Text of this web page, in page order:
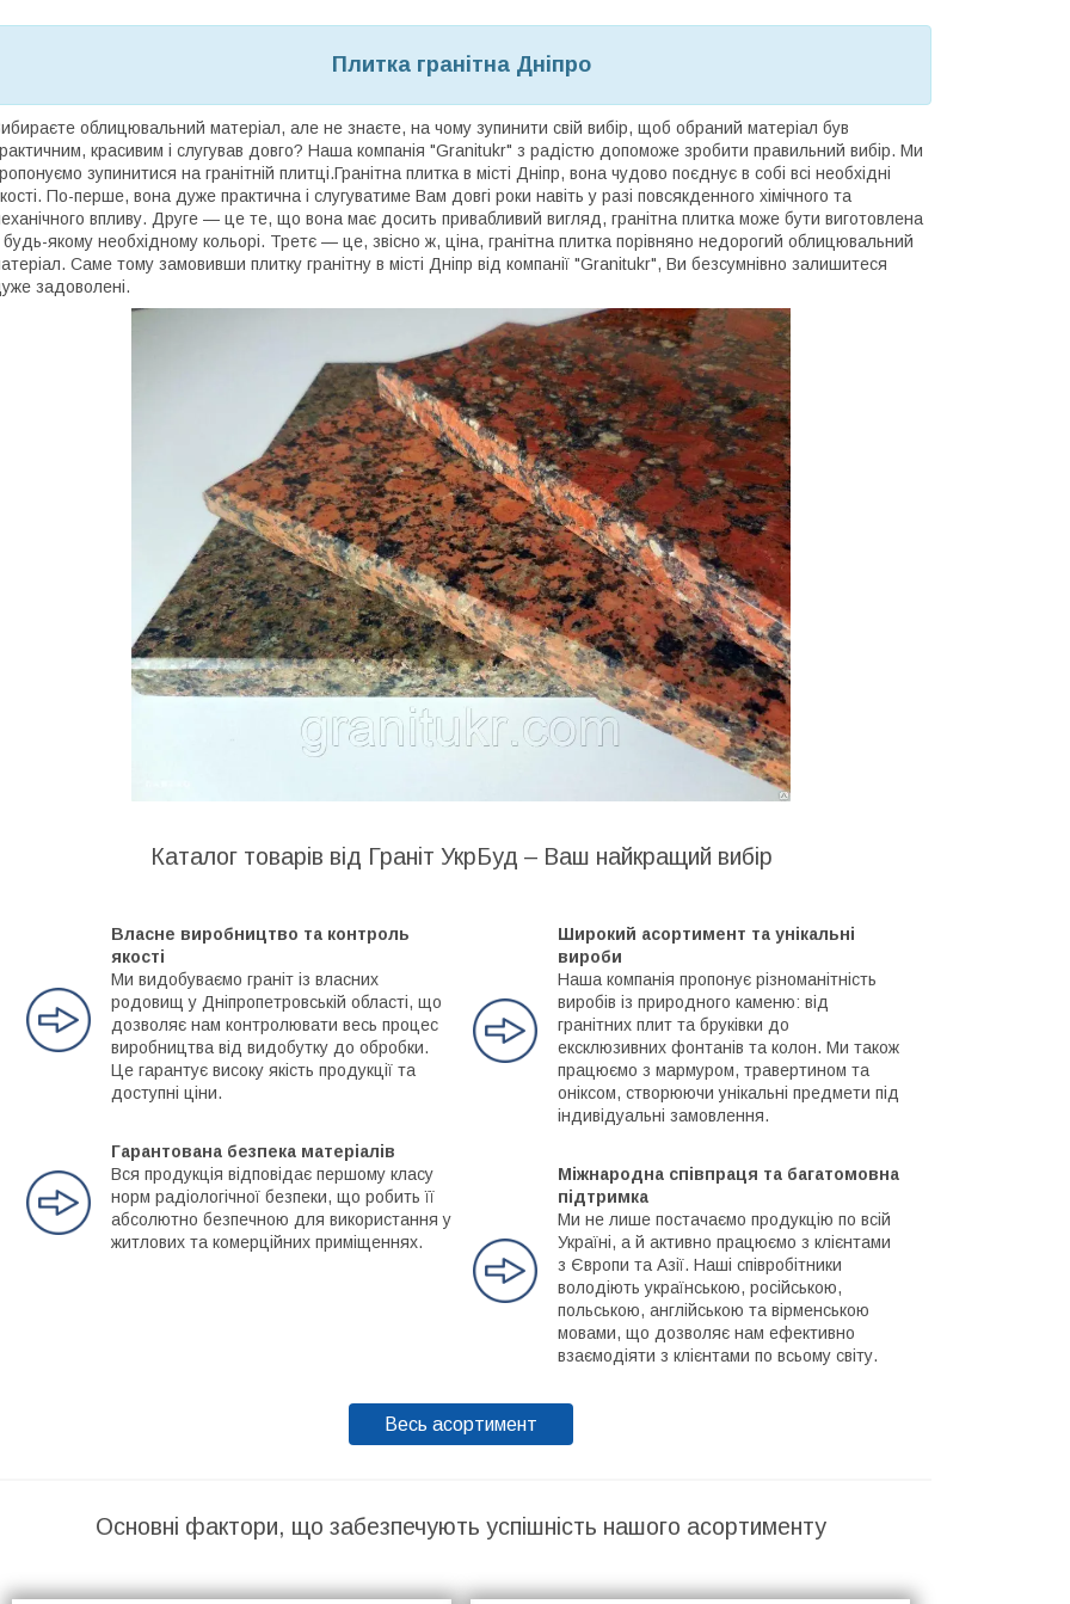
Плитка гранітна Дніпро
облицювальний матеріал, але не знаєте, на чому зупинити свій вибір, щоб обраний матеріал був
красивим і слугував довго? Наша компанія "Granitukr" з радістю допоможе зробити правильний вибір. Ми
зупинитися на гранітній плитці.Гранітна плитка в місті Дніпр, вона чудово поєднує в собі всі необхідні
По-перше, вона дуже практична і слугуватиме Вам довгі роки навіть у разі повсякденного хімічного та
впливу. Друге — це те, що вона має досить привабливий вигляд, гранітна плитка може бути виготовлена
будь-якому необхідному кольорі. Третє — це, звісно ж, ціна, гранітна плитка порівняно недорогий облицювальний
Саме тому замовивши плитку гранітну в місті Дніпр від компанії "Granitukr", Ви безсумнівно залишитеся
задоволені.
Каталог товарів від Граніт УкрБуд – Ваш найкращий вибір
Власне виробництво та контроль
якості
Ми видобуваємо граніт із власних
родовищ у Дніпропетровській області, що
дозволяє нам контролювати весь процес
виробництва від видобутку до обробки.
Це гарантує високу якість продукції та
доступні ціни.
Гарантована безпека матеріалів
Вся продукція відповідає першому класу
норм радіологічної безпеки, що робить її
абсолютно безпечною для використання у
житлових та комерційних приміщеннях.
Широкий асортимент та унікальні
вироби
Наша компанія пропонує різноманітність
виробів із природного каменю: від
гранітних плит та бруківки до
ексклюзивних фонтанів та колон. Ми також
працюємо з мармуром, травертином та
оніксом, створюючи унікальні предмети під
індивідуальні замовлення.
Міжнародна співпраця та багатомовна
підтримка
Ми не лише постачаємо продукцію по всій
Україні, а й активно працюємо з клієнтами
з Європи та Азії. Наші співробітники
володіють українською, російською,
польською, англійською та вірменською
мовами, що дозволяє нам ефективно
взаємодіяти з клієнтами по всьому світу.
Весь асортимент
Основні фактори, що забезпечують успішність нашого асортименту